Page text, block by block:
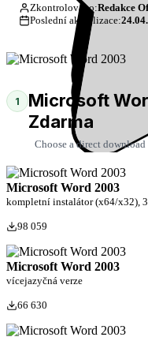
Zkontrolováno:Redakce
Poslední aktualizace:
1
Microsoft
Zdarma
Choose a direct download
Microsoft Word 2003
kompletní instalátor (x64/x32),
98 059
Microsoft Word 2003
vícejazyčná verze
66 630